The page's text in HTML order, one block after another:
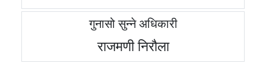
गुनासो सुन्ने अधिकारी
राजमणी निरौला